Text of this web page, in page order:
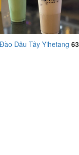
Dâu Tây Yihetang